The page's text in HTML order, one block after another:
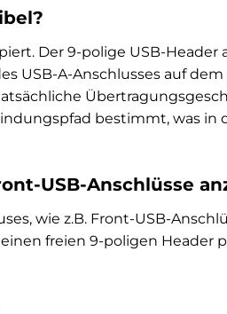
Der 9-polige USB-Header
USB-A-Anschlusses auf
bestimmt, was in
USB-Anschlüsse
wie z.B. Front-USB-
freien 9-poligen Header